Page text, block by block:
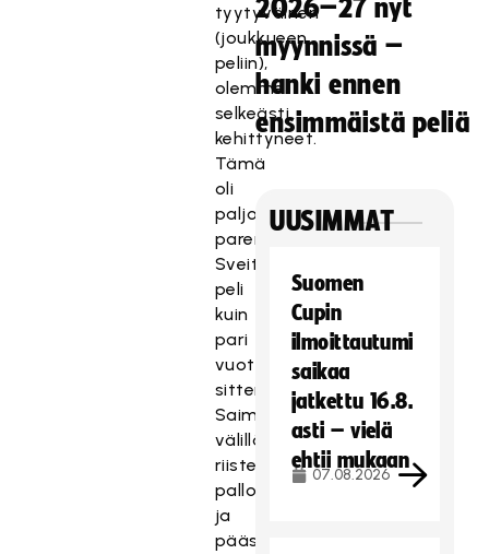
tyytyväinen
(joukkueen
peliin),
olemme
selkeästi
kehittyneet.
Tämä
oli
paljon
parempi
Sveitsi-
peli
kuin
pari
vuotta
sitten.
Saimme
välillä
riistettyä
palloa
ja
pääsimme
2026–27 nyt
myynnissä –
hanki ennen
ensimmäistä peliä
UUSIMMAT
Suomen
Cupin
ilmoittautumi
saikaa
jatkettu 16.8.
asti – vielä
ehtii mukaan
07.08.2026